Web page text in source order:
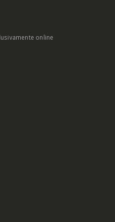
online